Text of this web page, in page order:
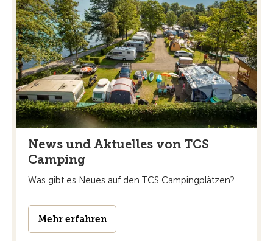
News und Aktuelles von TCS
Camping
Was gibt es Neues auf den TCS Campingplätzen?
Mehr erfahren